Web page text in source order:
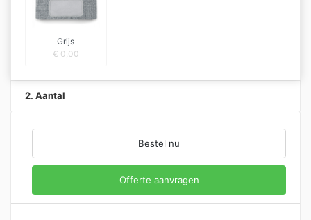
Grijs
€ 0,00
2. Aantal
Bestel nu
Offerte aanvragen